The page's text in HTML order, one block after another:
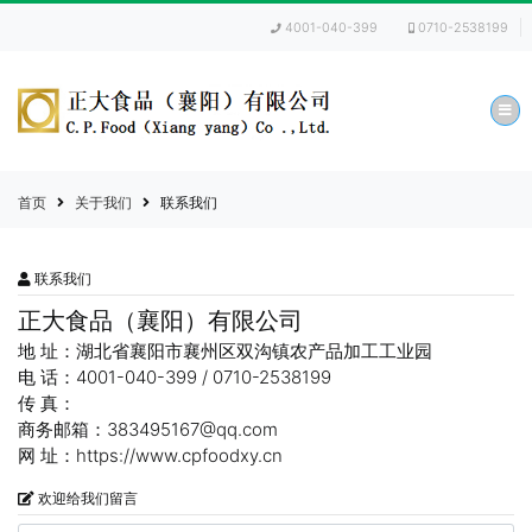
4001-040-399 0710-2538199
首页 关于我们 联系我们
联系我们
正大食品（襄阳）有限公司
地 址：湖北省襄阳市襄州区双沟镇农产品加工工业园
电 话：4001-040-399 / 0710-2538199
传 真：
商务邮箱：383495167@qq.com
网 址：https://www.cpfoodxy.cn
欢迎给我们留言